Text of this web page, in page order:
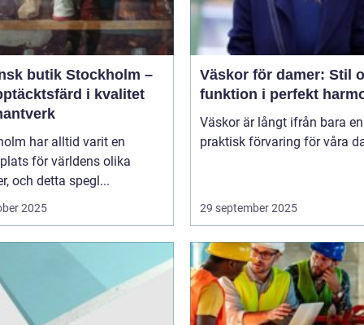
butik Stockholm –
i kvalitet
har alltid varit en
för världens olika
och detta spegl...
2025
Väskor för damer: Stil
funktion i perfekt
Väskor är långt ifrån bara en
praktisk förvaring för våra
29 september 2025